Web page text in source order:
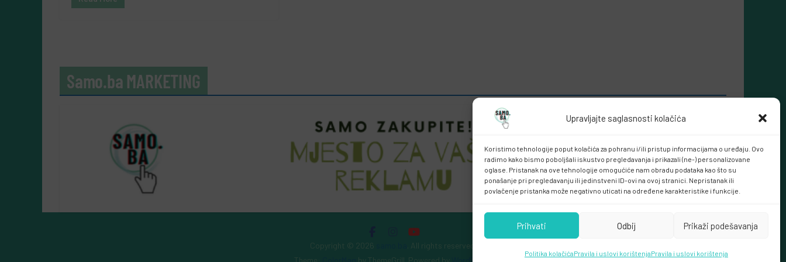
Upravljajte saglasnosti kolačića
Koristimo tehnologije poput kolačića za pohranu i/ili pristup informacijama o uređaju. Ovo
radimo kako bismo poboljšali iskustvo pregledavanja i prikazali (ne-) personalizovane
oglase. Pristanak na ove tehnologije omogućiće nam obradu podataka kao što su
ponašanje pri pregledavanju ili jedinstveni ID-ovi na ovoj stranici. Nepristanak ili
povlačenje pristanka može negativno uticati na određene karakteristike i funkcije.
Prihvati Odbij Prikaži podešavanja
Politika kolačićaPravila i uslovi korištenjaPravila i uslovi korištenja
Samo.ba MARKETING
Copyright © 2026
. All rights reserved.
Theme:
by ThemeGrill. Powered by